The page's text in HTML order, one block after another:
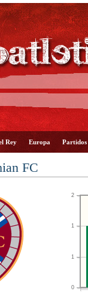
Rey Europa Partidos
FC
0
1
1
2